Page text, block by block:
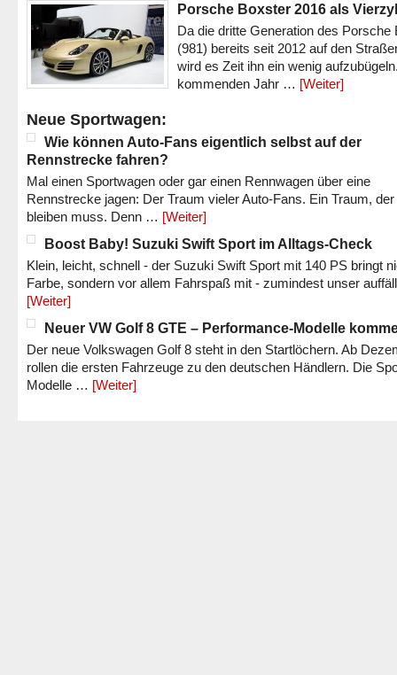
Porsche Boxster 2016 als
Da die dritte Generation des Porsche
(981) bereits seit 2012 auf den
wird es Zeit ihn ein wenig
kommenden Jahr … [Weiter]
Neue Sportwagen:
Wie können Auto-Fans eigentlich selbst auf der
Rennstrecke fahren?
Mal einen Sportwagen oder gar einen Rennwagen über eine
Rennstrecke jagen: Der Traum vieler Auto-Fans. Ein Traum,
bleiben muss. Denn … [Weiter]
Boost Baby! Suzuki Swift Sport im Alltags-Check
Klein, leicht, schnell - der Suzuki Swift Sport mit 140 PS bringt
Farbe, sondern vor allem Fahrspaß mit - zumindest unser
[Weiter]
Neuer VW Golf 8 GTE – Performance-Modelle
Der neue Volkswagen Golf 8 steht in den Startlöchern. Ab
rollen die ersten Fahrzeuge zu den deutschen Händlern. Die
Modelle … [Weiter]